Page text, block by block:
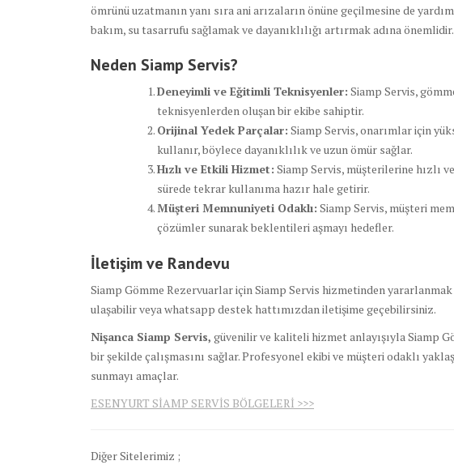
ömrünü uzatmanın yanı sıra ani arızaların önüne geçilmesine de
bakım, su tasarrufu sağlamak ve dayanıklılığı artırmak adına önemlidir.
Neden Siamp Servis?
Deneyimli ve Eğitimli Teknisyenler: Siamp Servis,
teknisyenlerden oluşan bir ekibe sahiptir.
Orijinal Yedek Parçalar: Siamp Servis, onarımlar için
kullanır, böylece dayanıklılık ve uzun ömür sağlar.
Hızlı ve Etkili Hizmet: Siamp Servis, müşterilerine hızlı
sürede tekrar kullanıma hazır hale getirir.
Müşteri Memnuniyeti Odaklı: Siamp Servis, müşteri
çözümler sunarak beklentileri aşmayı hedefler.
İletişim ve Randevu
Siamp Gömme Rezervuarlar için Siamp Servis hizmetinden
ulaşabilir veya whatsapp destek hattımızdan iletişime geçebilirsiniz.
Nişanca Siamp Servis, güvenilir ve kaliteli hizmet anlayışıyla Siamp
bir şekilde çalışmasını sağlar. Profesyonel ekibi ve müşteri odaklı
sunmayı amaçlar.
ESENYURT SİAMP SERVİS BÖLGELERİ >>>
Diğer Sitelerimiz ;